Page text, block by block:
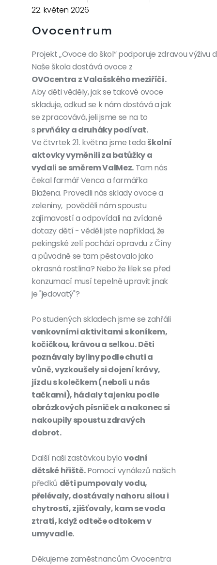
22. květen 2026
Ovocentrum
Projekt „Ovoce do škol“ podporuje zdravou
Naše škola dostává ovoce z
OVOcentra z Valašského meziříčí.
Aby děti věděly, jak se takové ovoce
skladuje, odkud se k nám dostává a jak
se zpracovává, jeli jsme se na to
sprvňáky a druháky podívat.
Ve čtvrtek 21. května jsme tedaškolní
aktovky vyměnili za batůžky a
vydali se směrem ValMez. Tam nás
čekal farmář Venca a farmářka
Blažena. Provedli nás sklady ovoce a
zeleniny, pověděli nám spoustu
zajímavostí a odpovídali na zvídané
dotazy dětí - věděli jste například, že
pekingské zelí pochází opravdu z Číny
a původně se tam pěstovalo jako
okrasná rostlina? Nebo že lilek se před
konzumací musí tepelně upravit jinak
je "jedovatý"?
Po studených skladech jsme se zahřáli
venkovními aktivitami s koníkem,
kočičkou, krávou a selkou.Děti
poznávaly byliny podle chuti a
vůně, vyzkoušely si dojení krávy,
jízdu s kolečkem (neboli u nás
tačkami), hádaly tajenku podle
obrázkových písniček a nakonec si
nakoupily spoustu zdravých
dobrot.
Další naši zastávkou bylovodní
dětské hřiště.Pomocí vynálezů našich
předků děti pumpovaly vodu,
přelévaly, dostávaly nahoru silou i
chytrostí, zjišťovaly, kam se voda
ztratí, když odteče odtokem v
umyvadle.
Děkujeme zaměstnancům Ovocentra